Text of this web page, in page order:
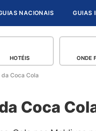
NACIONAIS GUIAS
HOTÉIS ONDE
Coca Cola
Coca